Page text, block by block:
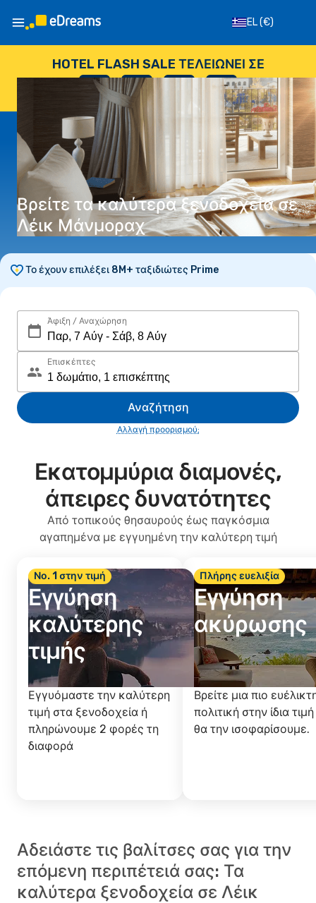
EL(€)
HOTEL FLASH SALE ΤΕΛΕΙΏΝΕΙ ΣΕ
--
ΗΜΈΡΕΣ
: --
ΏΡΕΣ
: --
ΔΕΥΤΕΡΌΛΕΠΤΑ
Βρείτε τα καλύτερα ξενοδοχεία σε
Λέικ Μάνμοραχ
Το έχουν επιλέξει 8M+ ταξιδιώτες Prime
Άφιξη / Αναχώρηση
Επισκέπτες
Αναζήτηση
Αλλαγή προορισμού;
Εκατομμύρια διαμονές,
άπειρες δυνατότητες
Από τοπικούς θησαυρούς έως παγκόσμια
αγαπημένα με εγγυημένη την καλύτερη τιμή
Νο. 1 στην τιμή
Εγγύηση
καλύτερης
τιμής
Εγγυόμαστε την καλύτερη
τιμή στα ξενοδοχεία ή
πληρώνουμε 2 φορές τη
διαφορά
Πλήρης ευελιξία
Εγγύηση
ακύρωσης
Βρείτε μια πιο
πολιτική στην ίδια
θα την ισοφαρίσουμε.
Αδειάστε τις βαλίτσες σας για την
επόμενη περιπέτειά σας: Τα
καλύτερα ξενοδοχεία σε Λέικ